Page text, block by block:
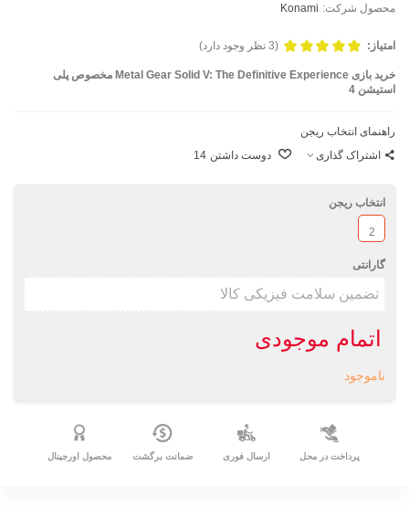
محصول شرکت: Konami
امتیاز: (3 نظر وجود دارد)
خرید بازی Metal Gear Solid V: The Definitive Experience مخصوص پلی
استیشن 4
راهنمای انتخاب ریجن
اشتراک گذاری
دوست داشتن 14
انتخاب ریجن
2
گارانتی
اتمام موجودی
ناموجود
پرداخت در محل ارسال فوری ضمانت برگشت محصول اورجینال